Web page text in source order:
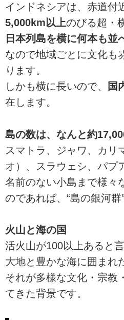
インドネシアは、赤道付
5,000km以上のびる超・
日本列島を横に何本も並
なので地域ごとに文化も
ります。
しかも横に長いので、
国
在します。
島の数は、なんと約
スマトラ、ジャワ、カリ
オ）、スラウェシ、パプ
名前のない小島まで様々
のであれば、“島の銀河群
火山と海の国
活火山が100以上あると
大地と豊かな海に囲まれ
それが多様な文化・宗教
てきた背景です。